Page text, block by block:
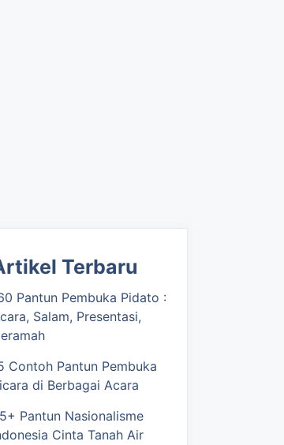
Terbaru
Pantun Pembuka Pidato :
Salam, Presentasi,
Contoh Pantun Pembuka
di Berbagai Acara
Pantun Nasionalisme
Cinta Tanah Air